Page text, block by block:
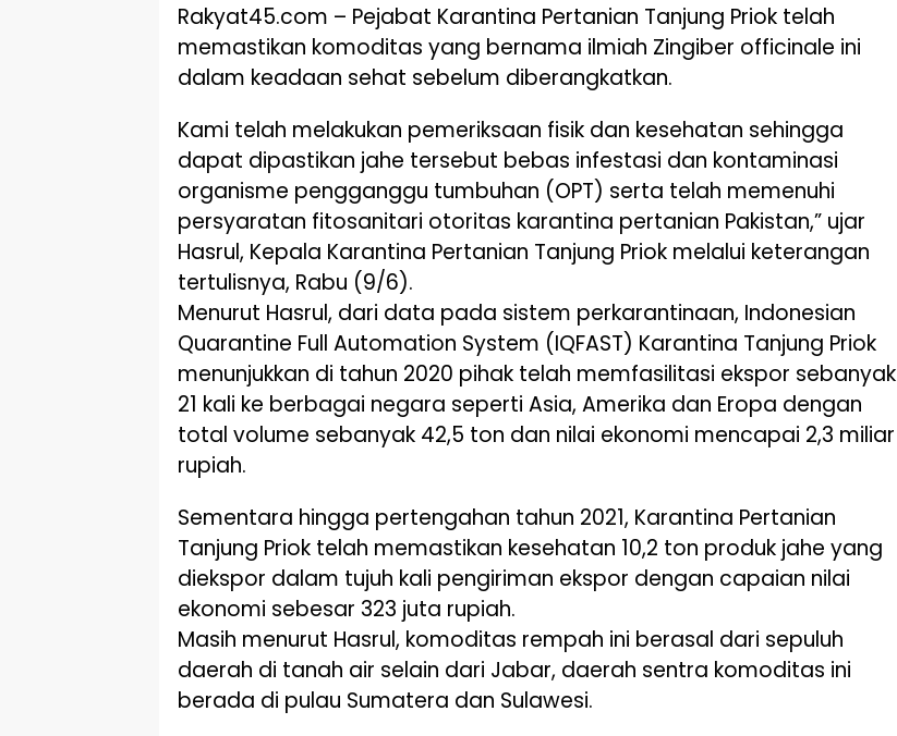
Rakyat45.com – Pejabat Karantina Pertanian Tanjung Priok telah
memastikan komoditas yang bernama ilmiah Zingiber officinale ini
dalam keadaan sehat sebelum diberangkatkan.
Kami telah melakukan pemeriksaan fisik dan kesehatan sehingga
dapat dipastikan jahe tersebut bebas infestasi dan kontaminasi
organisme pengganggu tumbuhan (OPT) serta telah memenuhi
persyaratan fitosanitari otoritas karantina pertanian Pakistan,” ujar
Hasrul, Kepala Karantina Pertanian Tanjung Priok melalui keterangan
tertulisnya, Rabu (9/6).
Menurut Hasrul, dari data pada sistem perkarantinaan, Indonesian
Quarantine Full Automation System (IQFAST) Karantina Tanjung Priok
menunjukkan di tahun 2020 pihak telah memfasilitasi ekspor sebanyak
21 kali ke berbagai negara seperti Asia, Amerika dan Eropa dengan
total volume sebanyak 42,5 ton dan nilai ekonomi mencapai 2,3 miliar
rupiah.
Sementara hingga pertengahan tahun 2021, Karantina Pertanian
Tanjung Priok telah memastikan kesehatan 10,2 ton produk jahe yang
diekspor dalam tujuh kali pengiriman ekspor dengan capaian nilai
ekonomi sebesar 323 juta rupiah.
Masih menurut Hasrul, komoditas rempah ini berasal dari sepuluh
daerah di tanah air selain dari Jabar, daerah sentra komoditas ini
berada di pulau Sumatera dan Sulawesi.